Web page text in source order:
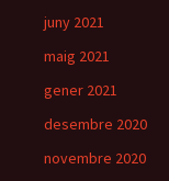
juny 2021
maig 2021
gener 2021
desembre 2020
novembre 2020